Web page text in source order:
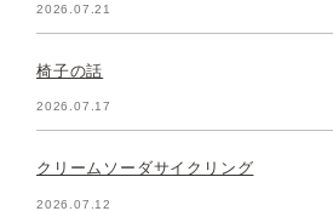
2026.07.21
椅子の話
2026.07.17
クリームソーダサイクリング
2026.07.12